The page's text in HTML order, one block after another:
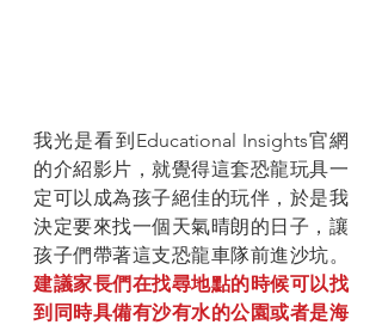
我光是看到Educational Insights官網
的介紹影片，就覺得這套恐龍玩具一
定可以成為孩子絕佳的玩伴，於是我
決定要來找一個天氣晴朗的日子，讓
孩子們帶著這支恐龍車隊前進沙坑。
建議家長們在找尋地點的時候可以找
到同時具備有沙有水的公園或者是海